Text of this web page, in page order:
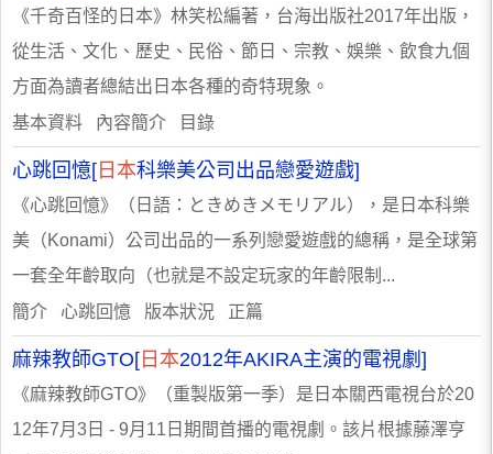
《千奇百怪的日本》林笑松編著，台海出版社2017年出版，
從生活、文化、歷史、民俗、節日、宗教、娛樂、飲食九個
方面為讀者總結出日本各種的奇特現象。
基本資料 內容簡介 目錄
心跳回憶[ 日本科樂美公司出品戀愛遊戲]
《心跳回憶》（日語：ときめきメモリアル），是日本科樂
美（Konami）公司出品的一系列戀愛遊戲的總稱，是全球第
一套全年齡取向（也就是不設定玩家的年齡限制...
簡介 心跳回憶 版本狀況 正篇
麻辣教師GTO[ 日本2012年AKIRA主演的電視劇]
《麻辣教師GTO》（重製版第一季）是日本關西電視台於20
12年7月3日 - 9月11日期間首播的電視劇。該片根據藤澤亨